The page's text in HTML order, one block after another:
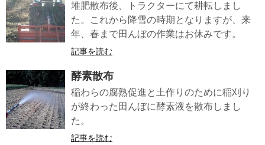
堆肥散布後、トラクターにて耕転しまし
た。これから降雪の時期となりますが、来
年、春まで田んぼの作業はお休みです。
記事を読む
酵素散布
稲わらの腐熟促進と土作りのために稲刈り
が終わった田んぼに酵素液を散布しまし
た。
記事を読む